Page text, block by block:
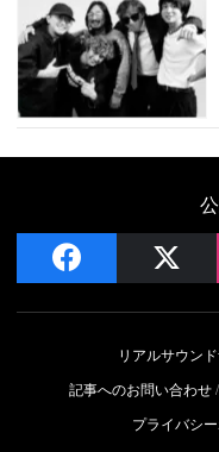
facebook
リアルサウン
記事へのお問い合わせ
プライバシ